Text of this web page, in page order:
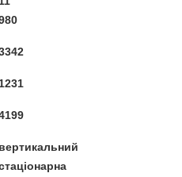
1231
вертикальний